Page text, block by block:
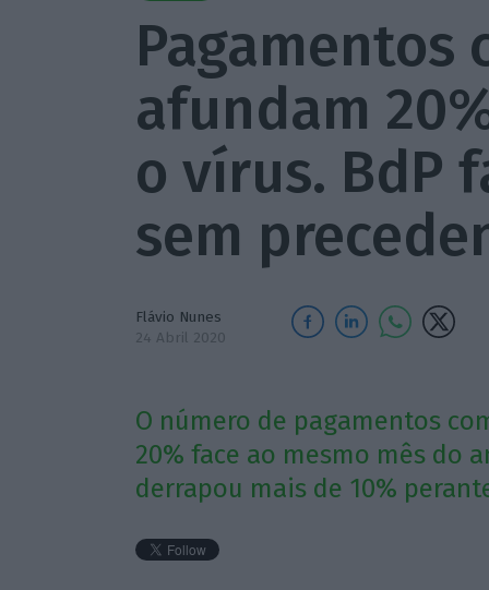
Pagamentos
afundam
o vírus. BdP
sem
Flávio Nunes
24 Abril 2020
O número de pagamentos
20% face ao mesmo mês do
derrapou mais de 10%